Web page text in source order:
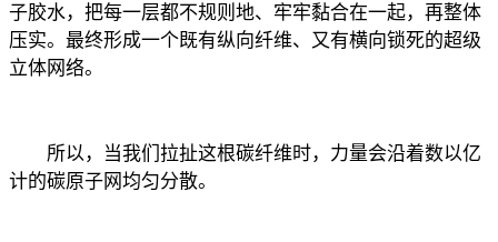
子胶水，把每一层都不规则地、牢牢黏合在一起，再整体
压实。最终形成一个既有纵向纤维、又有横向锁死的超级
立体网络。
所以，当我们拉扯这根碳纤维时，力量会沿着数以亿
计的碳原子网均匀分散。